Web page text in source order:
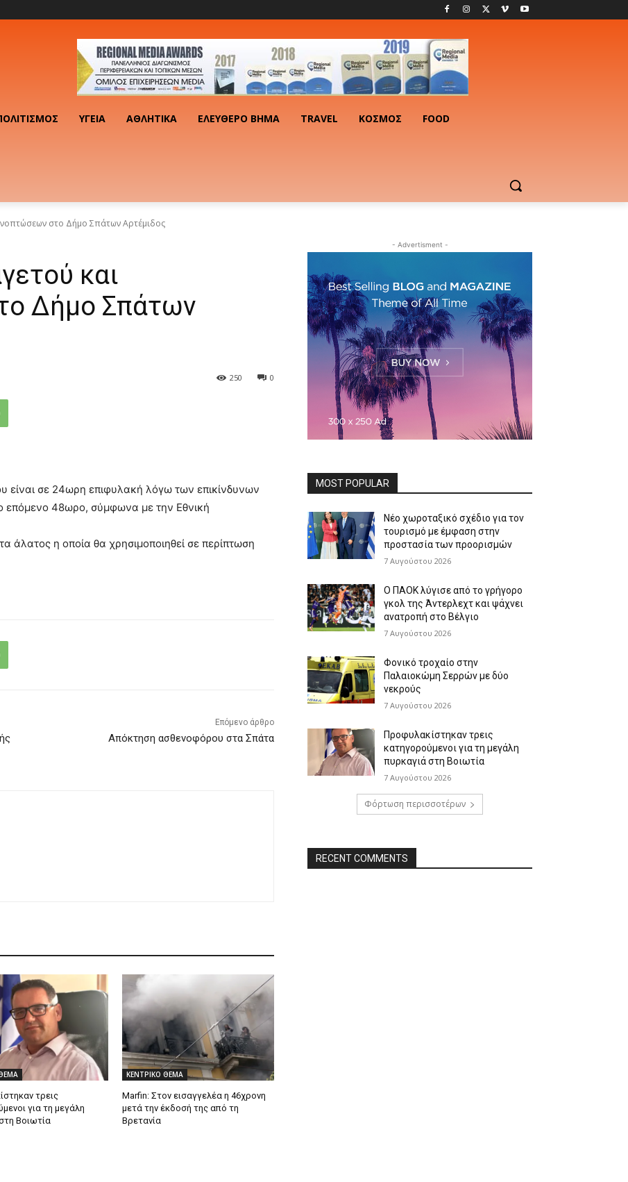
ΥΓΕΊΑ ΑΘΛΗΤΙΚΆ ΕΛΕΎΘΕΡΟ ΒΉΜΑ TRAVEL ΚΟΣΜΟΣ FOOD
στο Δήμο Σπάτων Αρτέμιδος
και
Δήμο Σπάτων
0
250
είναι σε 24ωρη επιφυλακή λόγω των επικίνδυνων
επόμενο 48ωρο, σύμφωνα με την Εθνική
άλατος η οποία θα χρησιμοποιηθεί σε περίπτωση
Επόμενο άρθρο
Απόκτηση ασθενοφόρου στα Σπάτα
τρεις
για τη μεγάλη
Βοιωτία
ΚΕΝΤΡΙΚΟ ΘΕΜΑ
Marfin: Στον εισαγγελέα η 46χρονη
μετά την έκδοσή της από τη
Βρετανία
- Advertisment -
MOST POPULAR
Νέο χωροταξικό σχέδιο για τον
τουρισμό με έμφαση στην
προστασία των προορισμών
7 Αυγούστου 2026
Ο ΠΑΟΚ λύγισε από το γρήγορο
γκολ της Άντερλεχτ και ψάχνει
ανατροπή στο Βέλγιο
7 Αυγούστου 2026
Φονικό τροχαίο στην
Παλαιοκώμη Σερρών με δύο
νεκρούς
7 Αυγούστου 2026
Προφυλακίστηκαν τρεις
κατηγορούμενοι για τη μεγάλη
πυρκαγιά στη Βοιωτία
7 Αυγούστου 2026
Φόρτωση περισσοτέρων
RECENT COMMENTS